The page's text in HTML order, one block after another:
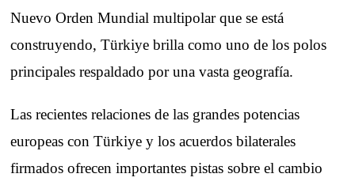
Nuevo Orden Mundial multipolar que se está
construyendo, Türkiye brilla como uno de los polos
principales respaldado por una vasta geografía.
Las recientes relaciones de las grandes potencias
europeas con Türkiye y los acuerdos bilaterales
firmados ofrecen importantes pistas sobre el cambio